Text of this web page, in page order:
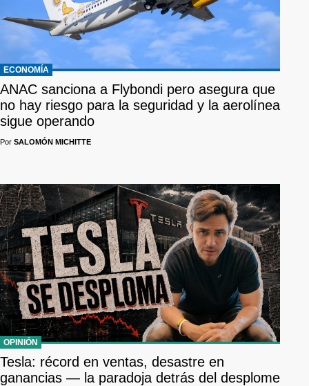
ECONOMÍA
ANAC sanciona a Flybondi pero asegura que
no hay riesgo para la seguridad y la aerolínea
sigue operando
Por SALOMÓN MICHITTE
OPINIÓN
Tesla: récord en ventas, desastre en
ganancias — la paradoja detrás del desplome